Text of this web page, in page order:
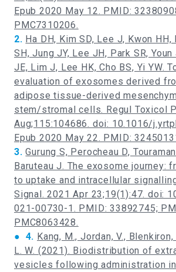
Epub 2020 May 12. PMID:
PMC7310206.
2. Ha DH, Kim SD, Lee J, Kwon HH,
SH, Jung JY, Lee JH, Park SR,
JE, Lim J, Lee HK, Cho BS, Yi YW.
evaluation of exosomes derived
adipose tissue-derived
stem/stromal cells. Regul Toxicol
Aug;115:104686. doi: 10.1016/
Epub 2020 May 22. PMID:
3. Gurung S, Perocheau D,
Baruteau J. The exosome journey:
to uptake and intracellular
Signal. 2021 Apr 23;19(1):47. doi:
021-00730-1. PMID: 33892745;
PMC8063428.
● 4. Kang, M., Jordan, V., Blenkiron,
L. W. (2021). Biodistribution of
vesicles following administration